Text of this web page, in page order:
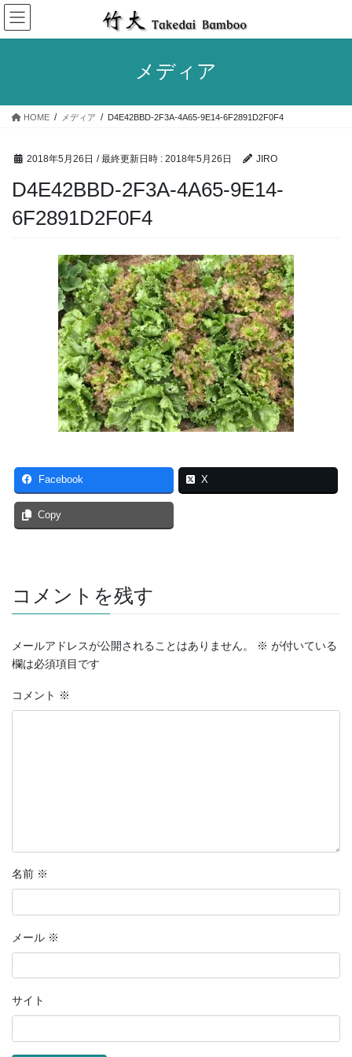
コ
ン
テ
ス
ナ
ビ
ゲ
ン
メディア
HOME メディア D4E42BBD-2F3A-4A65-9E14-6F2891D2F0F4
2018年5月26日 / 最終更新日時 : 2018年5月26日 JIRO
D4E42BBD-2F3A-4A65-9E14-
6F2891D2F0F4
Facebook X
Copy
コメントを残す
メールアドレスが公開されることはありません。 ※ が付いている
欄は必須項目です
コメント ※
名前 ※
メール ※
サイト